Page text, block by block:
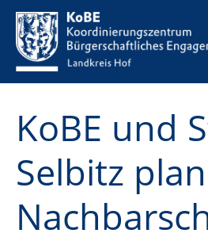
KoBE und
Selbitz